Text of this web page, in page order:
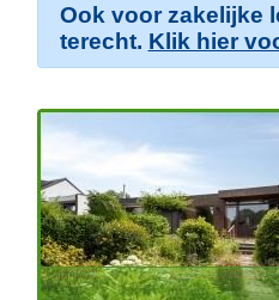
Ook voor zakelijke
terecht. Klik hier